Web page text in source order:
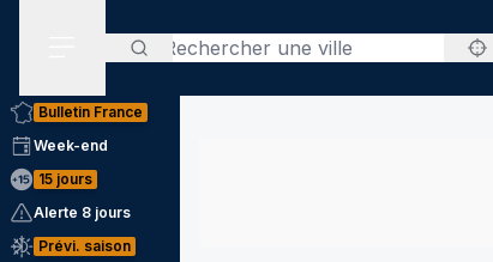
Rechercher
Bulletin France
Week-end
15 jours
Alerte 8 jours
Prévi. saison